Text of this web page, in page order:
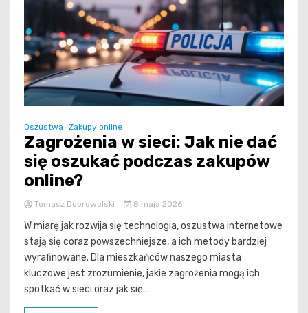
Oszustwa Zakupy online
Zagrożenia w sieci: Jak nie dać
się oszukać podczas zakupów
online?
Tomasz Dobrowolski 8 maja 2026
W miarę jak rozwija się technologia, oszustwa internetowe
stają się coraz powszechniejsze, a ich metody bardziej
wyrafinowane. Dla mieszkańców naszego miasta
kluczowe jest zrozumienie, jakie zagrożenia mogą ich
spotkać w sieci oraz jak się...